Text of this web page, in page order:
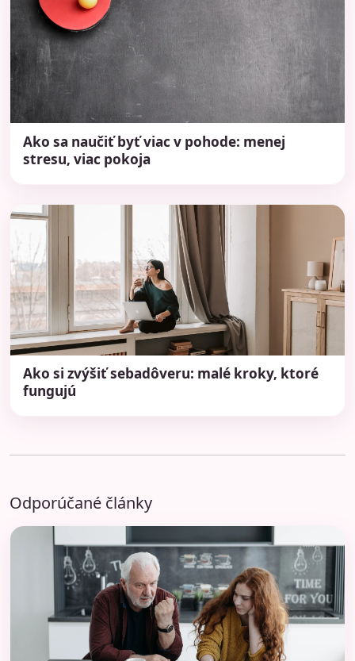
Ako sa naučiť byť viac v pohode: menej
stresu, viac pokoja
Ako si zvýšiť sebadôveru: malé kroky, ktoré
fungujú
Odporúčané články